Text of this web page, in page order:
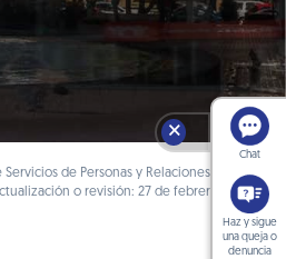
de Personas y Relaciones Laborales
o revisión: 27 de febrero de 2020
🗙
Chat
Haz y sigue
una queja o
denuncia